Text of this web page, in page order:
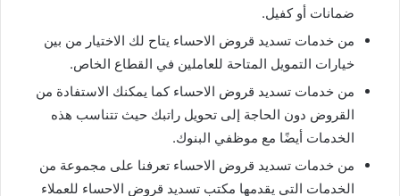
ضمانات أو كفيل.
من خدمات تسديد قروض الاحساء يتاح لك الاختيار من بين
خيارات التمويل المتاحة للعاملين في القطاع الخاص.
من خدمات تسديد قروض الاحساء كما يمكنك الاستفادة من
القروض دون الحاجة إلى تحويل راتبك حيث تتناسب هذه
الخدمات أيضًا مع موظفي البنوك.
من خدمات تسديد قروض الاحساء تعرفنا على مجموعة من
الخدمات التي يقدمها مكتب تسديد قروض الاحساء للعملاء